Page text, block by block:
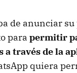
de anunciar
para permitir
a través de la
quiera